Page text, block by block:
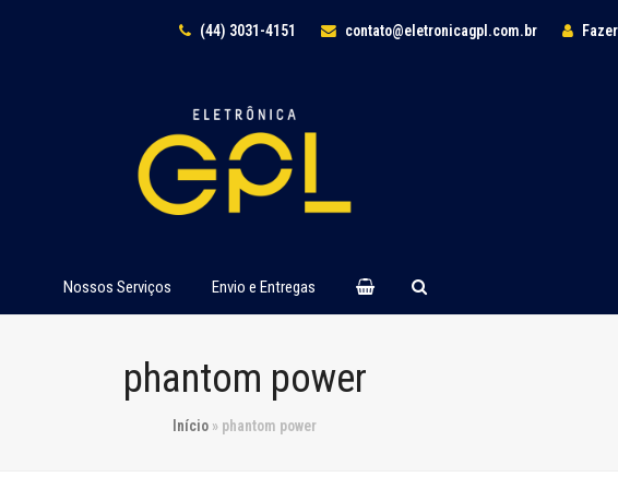
(44) 3031-4151 contato@eletronicagpl.com.br
Nossos Serviços Envio e Entregas
phantom power
Início » phantom power